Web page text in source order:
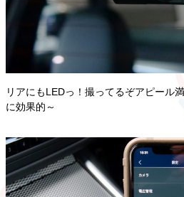
リアにもLEDっ！撮ってるぞアピール
に効果的～